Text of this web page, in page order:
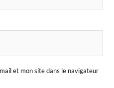
et mon site dans le navigateur